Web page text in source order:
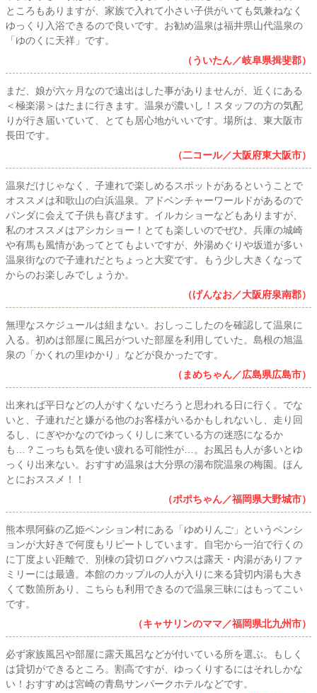
ところもありますが、家族で入れて小さい子供がいても気兼ねなく
ゆっくり入浴できるので良いです。お勧め温泉は福井県山代温泉の
「ゆのくに天祥」です。
（ういたん／岐阜県揖斐郡）
まだ、娘が六ヶ月なので遠出はした事がありませんが、近くにある
＜極楽湯＞はたまに行きます。温泉が濃いし！スタッフの方の気配
りが行き届いていて、とても居心地がいいです。場所は、東大阪市
長田です。
（二コール／大阪府東大阪市）
温泉だけじゃなく、子連れで楽しめるスポットがあるということで
オススメは和歌山の白浜温泉。アドベンチャーワールドがあるので
パンダに会えて子供も喜びます。イルカショーなどもありますが、
私のオススメはアシカショー！とても楽しいのでぜひ。兵庫の城崎
や有馬も風情があってとてもよいですが、外湯めぐりや坂道が多い
温泉街なので子連れだとちょっと大変です。もう少し大きくなって
からのお楽しみでしょうか。
（げんなお／大阪府泉南郡）
無理なスケジュールは組まない。おしっこしたのを確認して温泉に
入る。初めは部屋に風呂がついた部屋を利用していた。島根の旭温
泉の「かくれの里ゆかり」などが良かったです。
（まめちゃん／広島県広島市）
出来れば平日などの人がすくないだろうと思われる日に行く。でな
いと、子連れだと嫌がる他のお客様がいるかもしれないし、走り回
るし、にぎやかなのでゆっくりしに来ている方の迷惑になるか
も…？こっちも気を使い疲れる可能性が…。お風呂も人が多いとゆ
っくり出来ない。おすすめ温泉は大分県の湯布院温泉の梅園。ほん
とにおススメ！！
（ポポちゃん／福岡県大野城市）
熊本県阿蘇の乙姫ペンション村にある「ゆめりんご」というペンシ
ョンが大好きで何度もリピートしています。自宅から一泊で行くの
に丁度よい距離で、別棟の貸切ログハウスは露天・内湯がありファ
ミリーには最適。本館のカップルの人が入りに来る貸切内湯も大き
くて数箇所あり、こちらも利用できるので温泉三昧にはもってこい
です。
（キャサリンのママ／福岡県北九州市）
必ず家族風呂や部屋に露天風呂などが付いている所を選ぶ。もしく
は貸切ができるところ。割高ですが、ゆっくりするにはそれしかな
い！おすすめは宮崎の青島サンパークホテルなどです。